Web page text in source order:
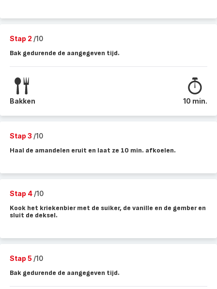
Stap 2 /10
Bak gedurende de aangegeven tijd.
Bakken 10 min.
Stap 3 /10
Haal de amandelen eruit en laat ze 10 min. afkoelen.
Stap 4 /10
Kook het kriekenbier met de suiker, de vanille en de gember en
sluit de deksel.
Stap 5 /10
Bak gedurende de aangegeven tijd.